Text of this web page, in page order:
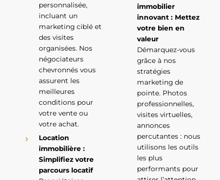
personnalisée,
incluant un
marketing ciblé et
des visites
organisées. Nos
négociateurs
chevronnés vous
assurent les
meilleures
conditions pour
votre vente ou
votre achat.
Location
immobilière :
Simplifiez votre
parcours locatif
immobilier
innovant : Mettez
votre bien en
valeur
Démarquez-vous
grâce à nos
stratégies
marketing de
pointe. Photos
professionnelles,
visites virtuelles,
annonces
percutantes : nous
utilisons les outils
les plus
performants pour